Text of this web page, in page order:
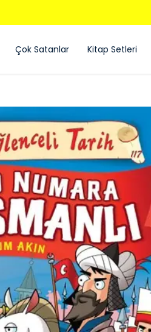
Çok Satanlar Kitap Setleri